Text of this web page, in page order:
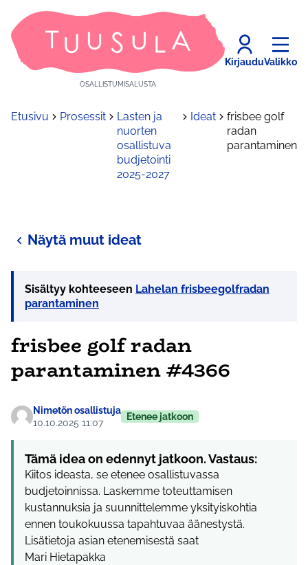
OSALLISTUMISALUSTA
KirjauduValikko
Etusivu Prosessit
Lasten ja
nuorten
osallistuva
budjetointi
2025-2027
Ideat
frisbee golf
radan
parantaminen
Näytä muut ideat
Sisältyy kohteeseen Lahelan frisbeegolfradan
parantaminen
frisbee golf radan
parantaminen #4366
Nimetön osallistuja
10.10.2025 11:07
Etenee jatkoon
Tämä idea on edennyt jatkoon. Vastaus:
Kiitos ideasta, se etenee osallistuvassa
budjetoinnissa. Laskemme toteuttamisen
kustannuksia ja suunnittelemme yksityiskohtia
ennen toukokuussa tapahtuvaa äänestystä.
Lisätietoja asian etenemisestä saat
Mari Hietapakka